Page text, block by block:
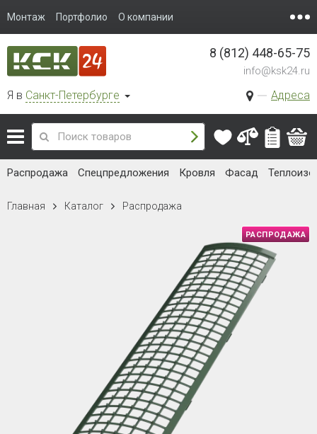
Монтаж Портфолио О компании
Я в Санкт-Петербурге Адреса
8 (812) 448-65-75
info@ksk24.ru
Распродажа Спецпредложения Кровля Фасад
Главная Каталог Распродажа
РАСПРОДАЖА